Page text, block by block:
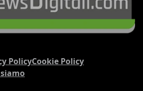
PolicyCookie Policy